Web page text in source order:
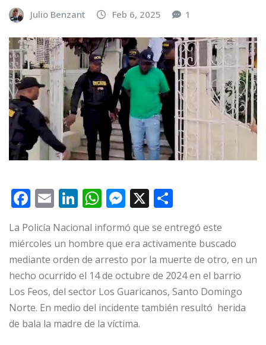
Julio Benzant Feb 6, 2025 1
F
a
c
e
b
o
o
k
E
m
ai
l
Li
k
e
dI
n
W
h
at
s
A
p
p
M
e
ss
e
n
g
e
r
X
m
p
ar
ti
r
La Policía Nacional informó que se entregó este
miércoles un hombre que era activamente buscado
mediante orden de arresto por la muerte de otro, en un
hecho ocurrido el 14 de octubre de 2024 en el barrio
Los Feos, del sector Los Guaricanos, Santo Domingo
Norte. En medio del incidente también resultó herida
de bala la madre de la víctima.